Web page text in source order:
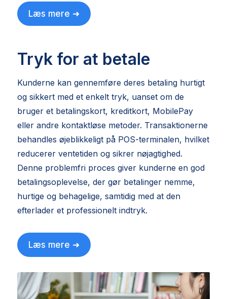
Læs mere ➜
Tryk for at betale
Kunderne kan gennemføre deres betaling hurtigt
og sikkert med et enkelt tryk, uanset om de
bruger et betalingskort, kreditkort, MobilePay
eller andre kontaktløse metoder. Transaktionerne
behandles øjeblikkeligt på POS-terminalen, hvilket
reducerer ventetiden og sikrer nøjagtighed.
Denne problemfri proces giver kunderne en god
betalingsoplevelse, der gør betalinger nemme,
hurtige og behagelige, samtidig med at den
efterlader et professionelt indtryk.
Læs mere ➜